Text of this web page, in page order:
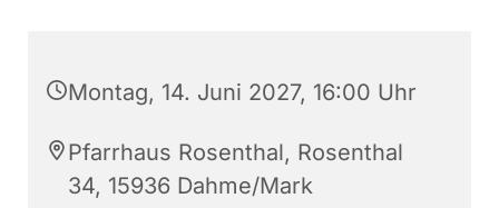
Montag, 14. Juni 2027, 16:00 Uhr
Pfarrhaus Rosenthal, Rosenthal
34, 15936 Dahme/Mark